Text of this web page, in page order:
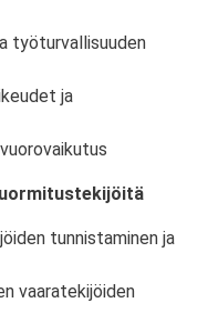
työturvallisuuden
ja
tunnistaminen ja
vaaratekijöiden